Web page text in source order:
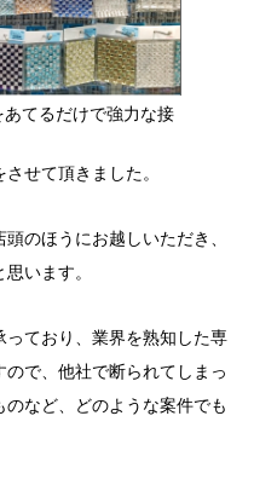
てるだけで強力な接
せて頂きました。
のほうにお越しいただき、
います。
ており、業界を熟知した専
で、他社で断られてしまっ
など、どのような案件でも